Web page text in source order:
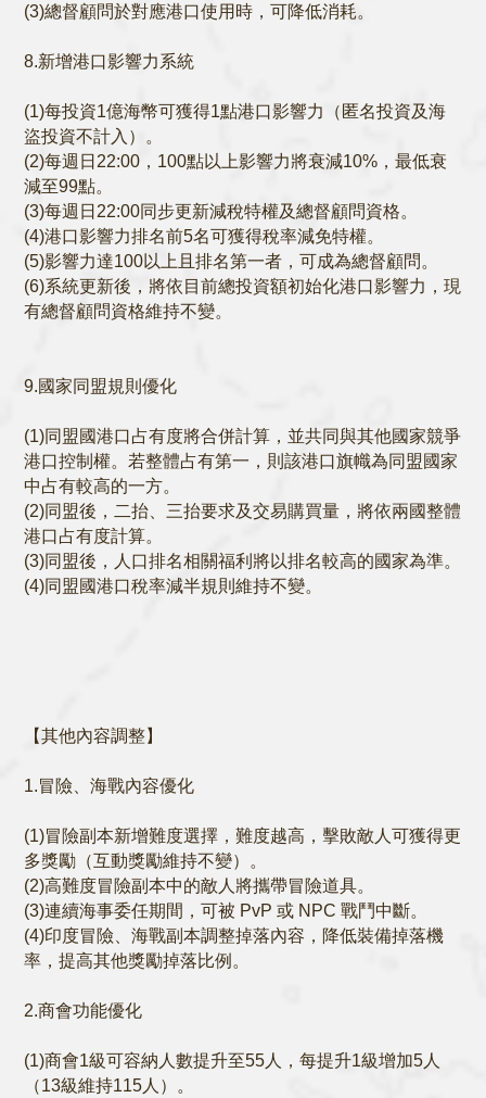
(3)總督顧問於對應港口使用時，可降低消耗。
8.新增港口影響力系統
(1)每投資1億海幣可獲得1點港口影響力（匿名投資及海
盜投資不計入）。
(2)每週日22:00，100點以上影響力將衰減10%，最低衰
減至99點。
(3)每週日22:00同步更新減稅特權及總督顧問資格。
(4)港口影響力排名前5名可獲得稅率減免特權。
(5)影響力達100以上且排名第一者，可成為總督顧問。
(6)系統更新後，將依目前總投資額初始化港口影響力，現
有總督顧問資格維持不變。
9.國家同盟規則優化
(1)同盟國港口占有度將合併計算，並共同與其他國家競爭
港口控制權。若整體占有第一，則該港口旗幟為同盟國家
中占有較高的一方。
(2)同盟後，二抬、三抬要求及交易購買量，將依兩國整體
港口占有度計算。
(3)同盟後，人口排名相關福利將以排名較高的國家為準。
(4)同盟國港口稅率減半規則維持不變。
【其他內容調整】
1.冒險、海戰內容優化
(1)冒險副本新增難度選擇，難度越高，擊敗敵人可獲得更
多獎勵（互動獎勵維持不變）。
(2)高難度冒險副本中的敵人將攜帶冒險道具。
(3)連續海事委任期間，可被 PvP 或 NPC 戰鬥中斷。
(4)印度冒險、海戰副本調整掉落內容，降低裝備掉落機
率，提高其他獎勵掉落比例。
2.商會功能優化
(1)商會1級可容納人數提升至55人，每提升1級增加5人
（13級維持115人）。